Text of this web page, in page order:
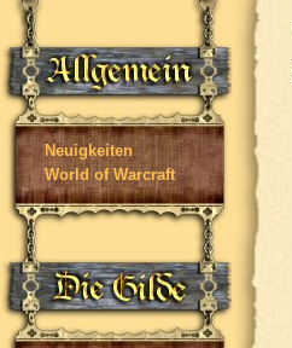
Neuigkeiten
World of Warcraft